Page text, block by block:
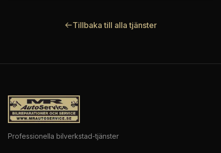
Tillbaka till alla tjänster
Professionella bilverkstad-tjänster